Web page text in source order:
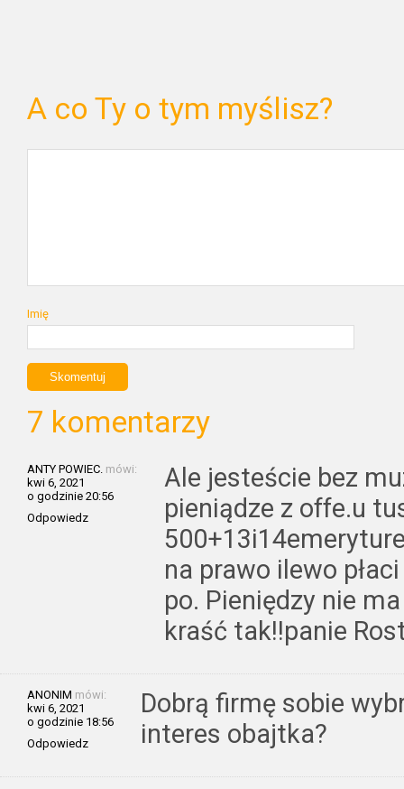
A co Ty o tym myślisz?
Imię
7 komentarzy
ANTY POWIEC. mówi:
kwi 6, 2021
o godzinie 20:56
Odpowiedz
Ale jesteście bez
pieniądze z offe.u
na prawo ilewo
po. Pieniędzy nie
kraść tak!!panie
ANONIM mówi:
kwi 6, 2021
o godzinie 18:56
Odpowiedz
Dobrą firmę sobie
interes obajtka?